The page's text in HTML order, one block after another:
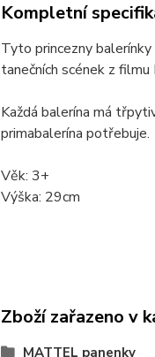
Kompletní
Tyto princezny
tanečních scének z
Každá balerína má
primabalerína potřebuje.
Věk: 3+
Výška: 29cm
Zboží zařazeno v
MATTEL panenky